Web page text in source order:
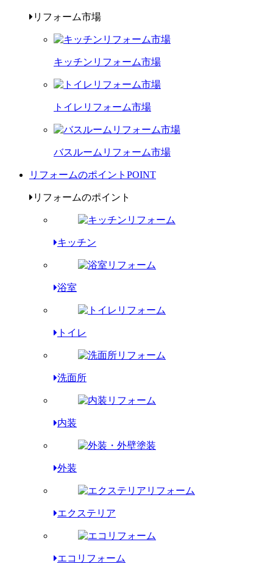
リフォーム市場
キッチンリフォーム市場
トイレリフォーム市場
バスルームリフォーム市場
リフォームのポイント POINT
リフォームのポイント
キッチン
浴室
トイレ
洗面所
内装
外装
エクステリア
エコリフォーム